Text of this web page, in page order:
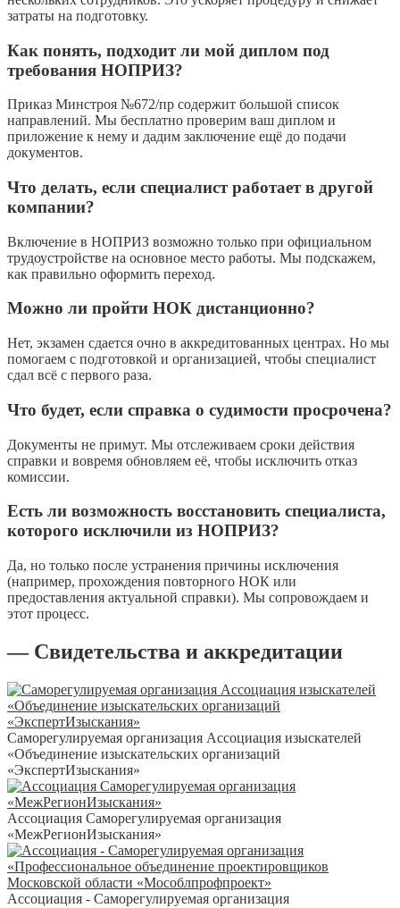
затраты на подготовку.
Как понять, подходит ли мой диплом под
требования НОПРИЗ?
Приказ Минстроя №672/пр содержит большой список
направлений. Мы бесплатно проверим ваш диплом и
приложение к нему и дадим заключение ещё до подачи
документов.
Что делать, если специалист работает в другой
компании?
Включение в НОПРИЗ возможно только при официальном
трудоустройстве на основное место работы. Мы подскажем,
как правильно оформить переход.
Можно ли пройти НОК дистанционно?
Нет, экзамен сдается очно в аккредитованных центрах. Но мы
помогаем с подготовкой и организацией, чтобы специалист
сдал всё с первого раза.
Что будет, если справка о судимости просрочена?
Документы не примут. Мы отслеживаем сроки действия
справки и вовремя обновляем её, чтобы исключить отказ
комиссии.
Есть ли возможность восстановить специалиста,
которого исключили из НОПРИЗ?
Да, но только после устранения причины исключения
(например, прохождения повторного НОК или
предоставления актуальной справки). Мы сопровождаем и
этот процесс.
— Свидетельства и аккредитации
Саморегулируемая организация Ассоциация изыскателей
«Объединение изыскательских организаций
«ЭкспертИзыскания»
Ассоциация Саморегулируемая организация
«МежРегионИзыскания»
Ассоциация - Саморегулируемая организация